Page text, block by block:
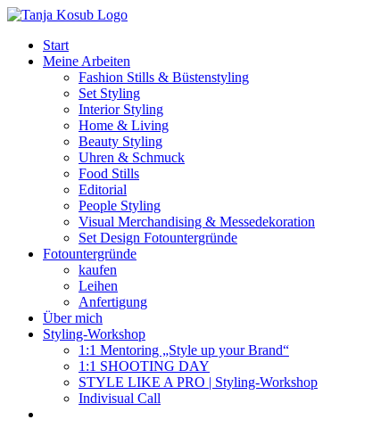
Zum
springenStart
Meine Arbeiten
Fashion Stills & Büstenstyling
Set Styling
Interior Styling
Home & Living
Beauty Styling
Uhren & Schmuck
Food Stills
Editorial
People Styling
Visual Merchandising & Messedekoration
Set Design Fotountergründe
Fotountergründe
kaufen
Leihen
Anfertigung
Über mich
Styling-Workshop
1:1 Mentoring „Style up your Brand“
1:1 SHOOTING DAY
STYLE LIKE A PRO | Styling-Workshop
Indivisual Call